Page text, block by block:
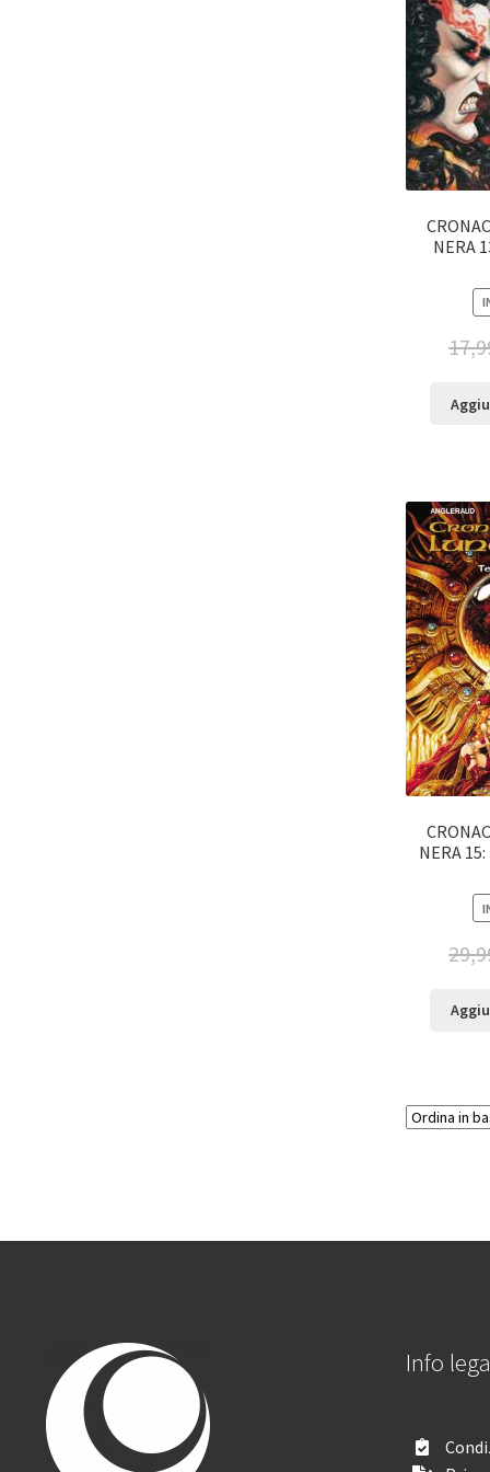
NERA
NERA
Info